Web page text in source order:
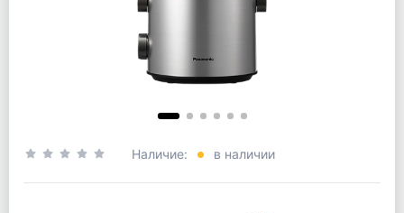
Наличие: в наличии